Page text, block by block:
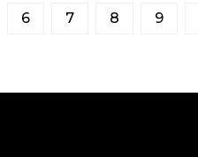
6 7 8 9